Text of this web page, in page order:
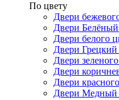
По цвету
Двери
Двери
Двери белого
Двери Грецкий
Двери
Двери
Двери
Двери Медный